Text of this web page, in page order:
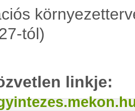
tól)
linkje: